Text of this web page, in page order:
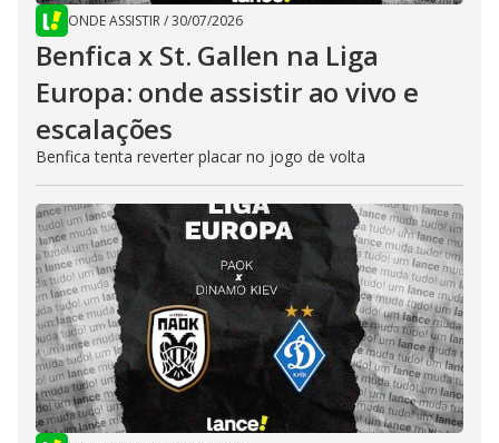
ONDE ASSISTIR/30/07/2026
Benfica x St. Gallen na Liga
Europa: onde assistir ao vivo e
escalações
Benfica tenta reverter placar no jogo de volta